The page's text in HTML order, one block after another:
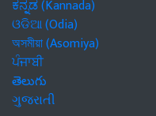
ಕನ್ನಡ (Kannada)
ଓଡିଆ (Odia)
অসমীয়া (Asomiya)
ਪੰਜਾਬੀ
తెలుగు
ગુજરાતી